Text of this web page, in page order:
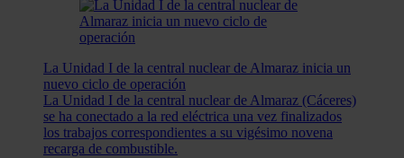
La Unidad I de la central nuclear de Almaraz inicia un
nuevo ciclo de operación
La Unidad I de la central nuclear de Almaraz (Cáceres)
se ha conectado a la red eléctrica una vez finalizados
los trabajos correspondientes a su vigésimo novena
recarga de combustible.